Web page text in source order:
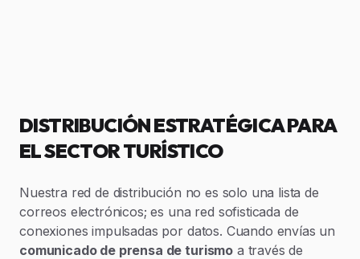
DISTRIBUCIÓN ESTRATÉGICA PARA
EL SECTOR TURÍSTICO
Nuestra red de distribución no es solo una lista de
correos electrónicos; es una red sofisticada de
conexiones impulsadas por datos. Cuando envías un
comunicado de prensa de turismo a través de